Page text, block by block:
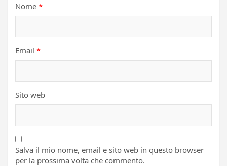
Nome *
Email *
Sito web
Salva il mio nome, email e sito web in questo browser
per la prossima volta che commento.